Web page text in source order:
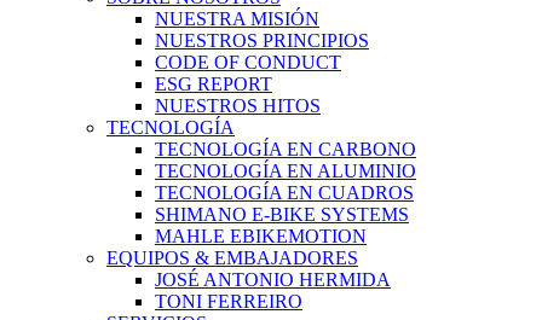
NUESTRA MISIÓN
NUESTROS PRINCIPIOS
CODE OF CONDUCT
ESG REPORT
NUESTROS HITOS
TECNOLOGÍA
TECNOLOGÍA EN CARBONO
TECNOLOGÍA EN ALUMINIO
TECNOLOGÍA EN CUADROS
SHIMANO E-BIKE SYSTEMS
MAHLE EBIKEMOTION
EQUIPOS & EMBAJADORES
JOSÉ ANTONIO HERMIDA
TONI FERREIRO